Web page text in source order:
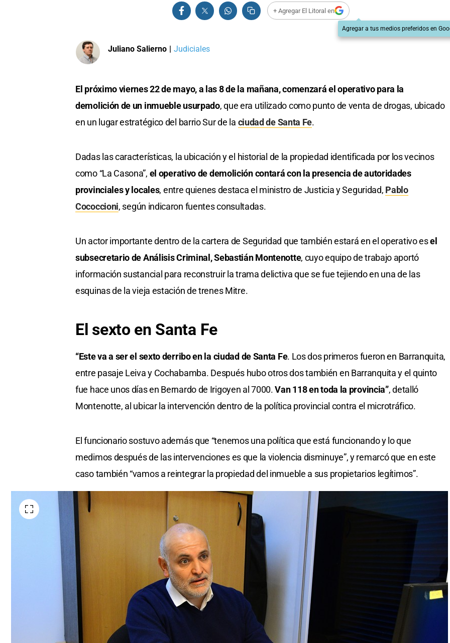
+ Agregar El Litoral en
Agregar a tus medios preferidos en
Juliano Salierno Judiciales
El próximo viernes 22 de mayo, a las 8 de la mañana, comenzará el operativo para la
demolición de un inmueble usurpado, que era utilizado como punto de venta de drogas, ubicado
en un lugar estratégico del barrio Sur de la ciudad de Santa Fe.
Dadas las características, la ubicación y el historial de la propiedad identificada por los vecinos
como “La Casona”, el operativo de demolición contará con la presencia de autoridades
provinciales y locales, entre quienes destaca el ministro de Justicia y Seguridad, Pablo
Cococcioni, según indicaron fuentes consultadas.
Un actor importante dentro de la cartera de Seguridad que también estará en el operativo esel
subsecretario de Análisis Criminal, Sebastián Montenotte, cuyo equipo de trabajo aportó
información sustancial para reconstruir la trama delictiva que se fue tejiendo en una de las
esquinas de la vieja estación de trenes Mitre.
El sexto en Santa Fe
“Este va a ser el sexto derribo en la ciudad de Santa Fe. Los dos primeros fueron en Barranquita,
entre pasaje Leiva y Cochabamba. Después hubo otros dos también en Barranquita y el quinto
fue hace unos días en Bernardo de Irigoyen al 7000.Van 118 en toda la provincia”, detalló
Montenotte, al ubicar la intervención dentro de la política provincial contra el microtráfico.
El funcionario sostuvo además que “tenemos una política que está funcionando y lo que
medimos después de las intervenciones es que la violencia disminuye”, y remarcó que en este
caso también “vamos a reintegrar la propiedad del inmueble a sus propietarios legítimos”.